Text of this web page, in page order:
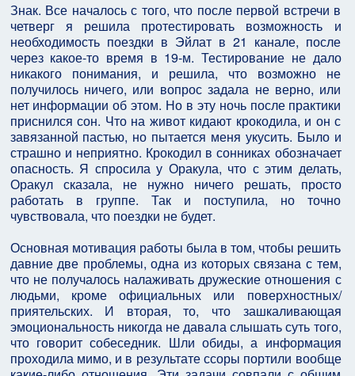
Знак. Все началось с того, что после первой встречи в
четверг я решила протестировать возможность и
необходимость поездки в Эйлат в 21 канале, после
через какое-то время в 19-м. Тестирование не дало
никакого понимания, и решила, что возможно не
получилось ничего, или вопрос задала не верно, или
нет информации об этом. Но в эту ночь после практики
приснился сон. Что на живот кидают крокодила, и он с
завязанной пастью, но пытается меня укусить. Было и
страшно и неприятно. Крокодил в сонниках обозначает
опасность. Я спросила у Оракула, что с этим делать,
Оракул сказала, не нужно ничего решать, просто
работать в группе. Так и поступила, но точно
чувствовала, что поездки не будет.
Основная мотивация работы была в том, чтобы решить
давние две проблемы, одна из которых связана с тем,
что не получалось налаживать дружеские отношения с
людьми, кроме официальных или поверхностных/
приятельских. И вторая, то, что зашкаливающая
эмоциональность никогда не давала слышать суть того,
что говорит собеседник. Шли обиды, а информация
проходила мимо, и в результате ссоры портили вообще